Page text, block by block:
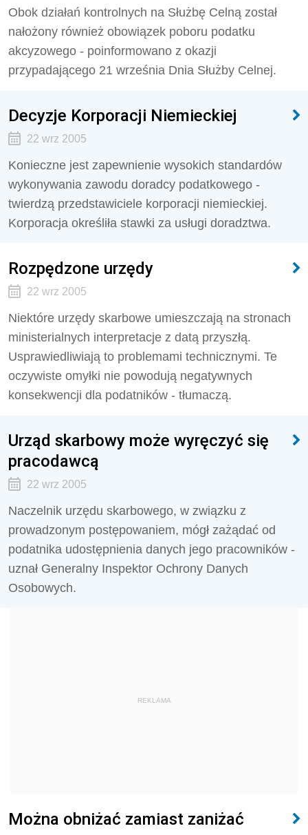
Obok działań kontrolnych na Służbę Celną został
nałożony również obowiązek poboru podatku
akcyzowego - poinformowano z okazji
przypadającego 21 września Dnia Służby Celnej.
Decyzje Korporacji Niemieckiej
22 wrz 2005
Konieczne jest zapewnienie wysokich standardów
wykonywania zawodu doradcy podatkowego -
twierdzą przedstawiciele korporacji niemieckiej.
Korporacja określiła stawki za usługi doradztwa.
Rozpędzone urzędy
22 wrz 2005
Niektóre urzędy skarbowe umieszczają na stronach
ministerialnych interpretacje z datą przyszłą.
Usprawiedliwiają to problemami technicznymi. Te
oczywiste omyłki nie powodują negatywnych
konsekwencji dla podatników - tłumaczą.
Urząd skarbowy może wyręczyć się
pracodawcą
22 wrz 2005
Naczelnik urzędu skarbowego, w związku z
prowadzonym postępowaniem, mógł zażądać od
podatnika udostępnienia danych jego pracowników -
uznał Generalny Inspektor Ochrony Danych
Osobowych.
REKLAMA
Można obniżać zamiast zaniżać